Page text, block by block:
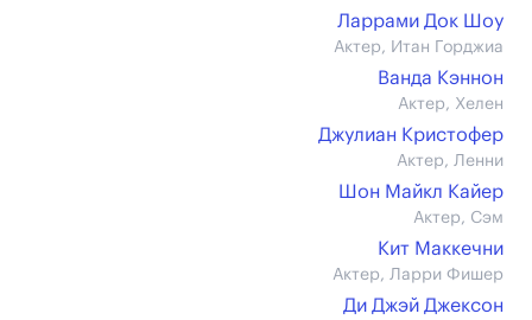
Ларрами Док Шоу
Актер, Итан Горджиа
Ванда Кэннон
Актер, Хелен
Джулиан Кристофер
Актер, Ленни
Шон Майкл Кайер
Актер, Сэм
Кит Маккечни
Актер, Ларри Фишер
Ди Джэй Джексон